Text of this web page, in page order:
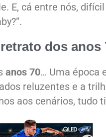
E, cá entre nós,
dos
anos 70… Uma época
reluzentes e a
aos cenários, tudo